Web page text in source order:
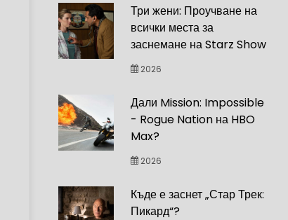
Три жени: Проучване на
всички места за
заснемане на Starz Show
2026
Дали Mission: Impossible
- Rogue Nation на HBO
Max?
2026
Къде е заснет „Стар Трек:
Пикард“?